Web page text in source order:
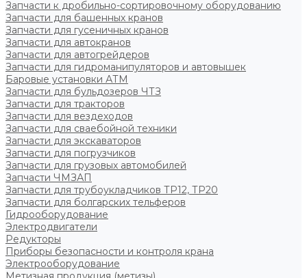
Запчасти к дробильно-сортировочному оборудованию
Запчасти для башенных кранов
Запчасти для гусеничных кранов
Запчасти для автокранов
Запчасти для автогрейдеров
Запчасти для гидроманипуляторов и автовышек
Баровые установки АТМ
Запчасти для бульдозеров ЧТЗ
Запчасти для тракторов
Запчасти для вездеходов
Запчасти для сваебойной техники
Запчасти для экскаваторов
Запчасти для погрузчиков
Запчасти для грузовых автомобилей
Запчасти ЧМЗАП
Запчасти для трубоукладчиков ТР12, ТР20
Запчасти для болгарских тельферов
Гидрооборудование
Электродвигатели
Редукторы
Приборы безопасности и контроля крана
Электрооборудование